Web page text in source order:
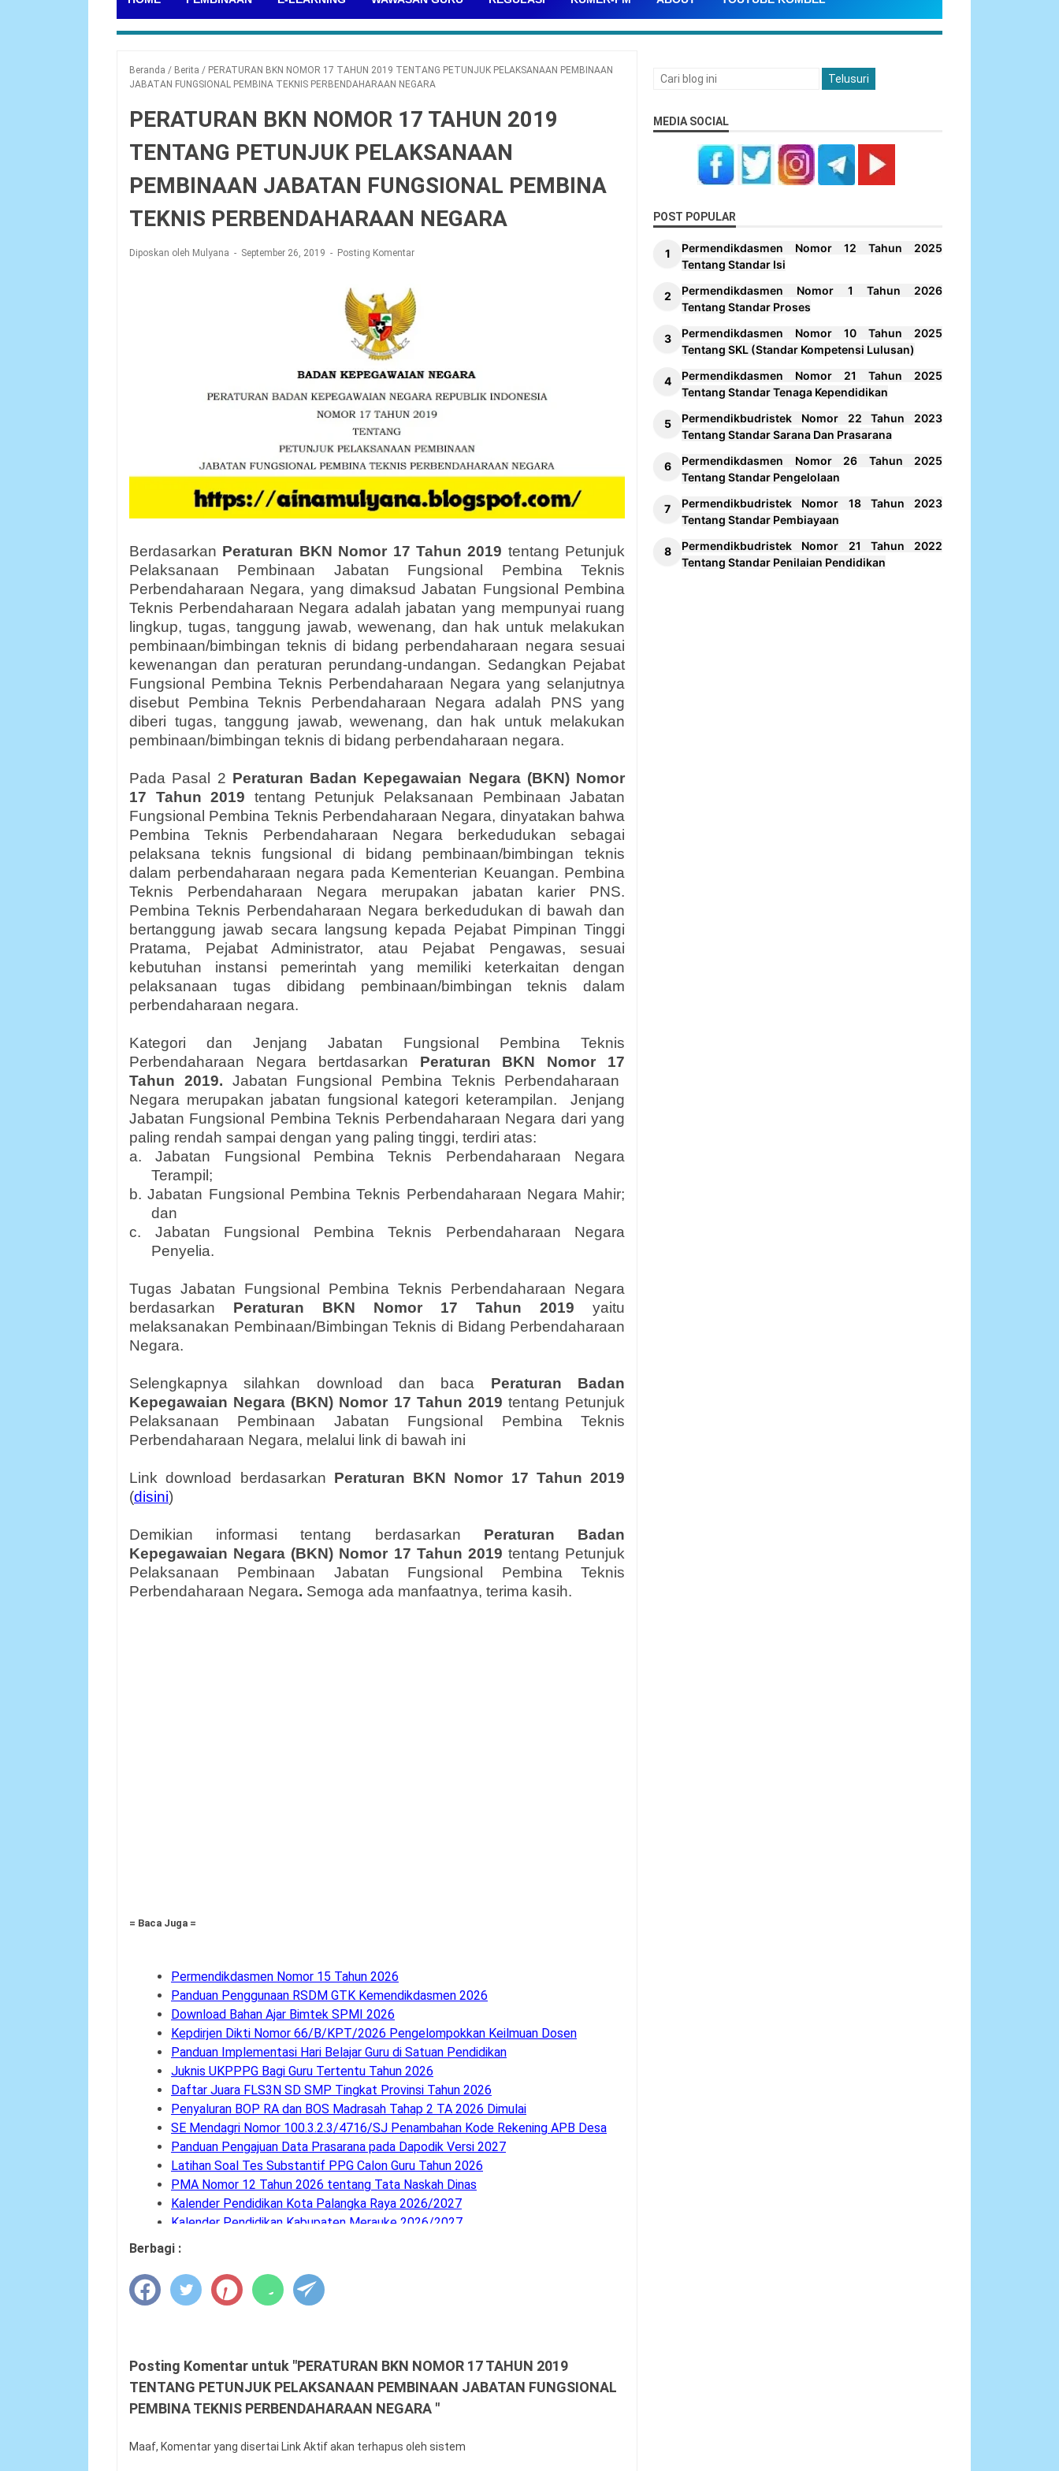
Beranda / Berita / PERATURAN BKN NOMOR 17 TAHUN 2019 TENTANG PETUNJUK PELAKSANAAN PEMBINAAN
JABATAN FUNGSIONAL PEMBINA TEKNIS PERBENDAHARAAN NEGARA
PERATURAN BKN NOMOR 17 TAHUN 2019
TENTANG PETUNJUK PELAKSANAAN
PEMBINAAN JABATAN FUNGSIONAL PEMBINA
TEKNIS PERBENDAHARAAN NEGARA
Diposkan oleh Mulyana September 26, 2019 Posting Komentar
Berdasarkan Peraturan BKN Nomor 17 Tahun 2019 tentang Petunjuk
Pelaksanaan Pembinaan Jabatan Fungsional Pembina Teknis
Perbendaharaan Negara, yang dimaksudJabatan Fungsional Pembina
Teknis Perbendaharaan Negara adalah jabatan yang mempunyai ruang
lingkup, tugas, tanggung jawab, wewenang, dan hak untuk melakukan
pembinaan/bimbingan teknis di bidang perbendaharaan negara sesuai
kewenangan dan peraturan perundang-undangan. Sedangkan Pejabat
Fungsional Pembina Teknis Perbendaharaan Negara yang selanjutnya
disebut Pembina Teknis Perbendaharaan Negara adalah PNS yang
diberi tugas, tanggung jawab, wewenang, dan hak untuk melakukan
pembinaan/bimbingan teknis di bidang perbendaharaan negara.
Pada Pasal 2 Peraturan Badan Kepegawaian Negara (BKN) Nomor
17 Tahun 2019 tentang Petunjuk Pelaksanaan Pembinaan Jabatan
Fungsional Pembina Teknis Perbendaharaan Negara, dinyatakan bahwa
Pembina Teknis Perbendaharaan Negara berkedudukan sebagai
pelaksana teknis fungsional di bidang pembinaan/bimbingan teknis
dalam perbendaharaan negara pada Kementerian Keuangan. Pembina
Teknis Perbendaharaan Negara merupakan jabatan karier PNS.
Pembina Teknis Perbendaharaan Negara berkedudukan di bawah dan
bertanggung jawab secara langsung kepada Pejabat Pimpinan Tinggi
Pratama, Pejabat Administrator, atau Pejabat Pengawas, sesuai
kebutuhan instansi pemerintah yang memiliki keterkaitan dengan
pelaksanaan tugas dibidang pembinaan/bimbingan teknis dalam
perbendaharaan negara.
Kategori dan Jenjang Jabatan Fungsional Pembina Teknis
Perbendaharaan Negara bertdasarkan Peraturan BKN Nomor 17
Tahun 2019. Jabatan Fungsional Pembina Teknis Perbendaharaan
Negara merupakan jabatan fungsional kategori keterampilan.
Jenjang
Jabatan Fungsional Pembina Teknis Perbendaharaan Negara dari yang
paling rendah sampai dengan yang paling tinggi, terdiri atas:
a. Jabatan Fungsional Pembina Teknis Perbendaharaan Negara
Terampil;
b. Jabatan Fungsional Pembina Teknis Perbendaharaan Negara Mahir;
dan
c. Jabatan Fungsional Pembina Teknis Perbendaharaan Negara
Penyelia.
Tugas Jabatan Fungsional Pembina Teknis Perbendaharaan Negara
berdasarkan Peraturan BKN Nomor 17 Tahun 2019
yaitu
melaksanakan Pembinaan/Bimbingan Teknis di Bidang Perbendaharaan
Negara.
Selengkapnya silahkan download dan baca Peraturan Badan
Kepegawaian Negara (BKN) Nomor 17 Tahun 2019 tentang Petunjuk
Pelaksanaan Pembinaan Jabatan Fungsional Pembina Teknis
Perbendaharaan Negara, melalui link di bawah ini
Link download berdasarkan Peraturan BKN Nomor 17 Tahun 2019
(disini)
Demikian informasi tentang berdasarkan Peraturan Badan
Kepegawaian Negara (BKN) Nomor 17 Tahun 2019 tentang Petunjuk
Pelaksanaan Pembinaan Jabatan Fungsional Pembina Teknis
Perbendaharaan Negara. Semoga ada manfaatnya, terima kasih.
= Baca Juga =
Permendikdasmen Nomor 15 Tahun 2026
Panduan Penggunaan RSDM GTK Kemendikdasmen 2026
Download Bahan Ajar Bimtek SPMI 2026
Kepdirjen Dikti Nomor 66/B/KPT/2026 Pengelompokkan Keilmuan Dosen
Panduan Implementasi Hari Belajar Guru di Satuan Pendidikan
Juknis UKPPPG Bagi Guru Tertentu Tahun 2026
Daftar Juara FLS3N SD SMP Tingkat Provinsi Tahun 2026
Penyaluran BOP RA dan BOS Madrasah Tahap 2 TA 2026 Dimulai
SE Mendagri Nomor 100.3.2.3/4716/SJ Penambahan Kode Rekening APB Desa
Panduan Pengajuan Data Prasarana pada Dapodik Versi 2027
Latihan Soal Tes Substantif PPG Calon Guru Tahun 2026
PMA Nomor 12 Tahun 2026 tentang Tata Naskah Dinas
Kalender Pendidikan Kota Palangka Raya 2026/2027
Kalender Pendidikan Kabupaten Merauke 2026/2027
Tahapan dan Siklus SPMI di Satuan Pendidikan
KMA Nomor 737 Tahun 2026 Linearitas Guru Madrasah
Permendagri Nomor 15 Tahun 2026 tentang Penyerahan PSU Perumahan
Kalender Pendidikan Kabupaten Minahasa Utara 2026/2027
Kalender Pendidikan Kabupaten Kebumen 2026/2027
Kalender Pendidikan Kabupaten Barru 2026/2027
Berbagi :
Posting Komentar untuk "PERATURAN BKN NOMOR 17 TAHUN 2019
TENTANG PETUNJUK PELAKSANAAN PEMBINAAN JABATAN FUNGSIONAL
PEMBINA TEKNIS PERBENDAHARAAN NEGARA "
Maaf, Komentar yang disertai Link Aktif akan terhapus oleh sistem
MEDIA SOCIAL
POST POPULAR
Permendikdasmen Nomor 12 Tahun 2025
Tentang Standar Isi
Permendikdasmen Nomor 1 Tahun 2026
Tentang Standar Proses
Permendikdasmen Nomor 10 Tahun 2025
Tentang SKL (Standar Kompetensi Lulusan)
Permendikdasmen Nomor 21 Tahun 2025
Tentang Standar Tenaga Kependidikan
Permendikbudristek Nomor 22 Tahun 2023
Tentang Standar Sarana Dan Prasarana
Permendikdasmen Nomor 26 Tahun 2025
Tentang Standar Pengelolaan
Permendikbudristek Nomor 18 Tahun 2023
Tentang Standar Pembiayaan
Permendikbudristek Nomor 21 Tahun 2022
Tentang Standar Penilaian Pendidikan